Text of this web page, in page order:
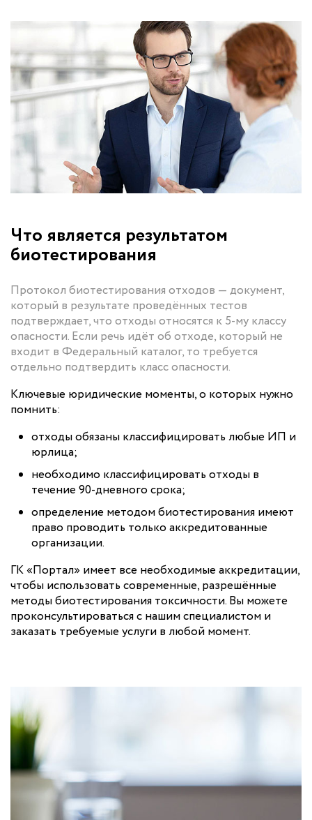
Что является результатом
биотестирования
Протокол биотестирования отходов — документ,
который в результате проведённых тестов
подтверждает, что отходы относятся к 5-му классу
опасности. Если речь идёт об отходе, который не
входит в Федеральный каталог, то требуется
отдельно подтвердить класс опасности.
Ключевые юридические моменты, о которых нужно
помнить:
отходы обязаны классифицировать любые ИП и
юрлица;
необходимо классифицировать отходы в
течение 90-дневного срока;
определение методом биотестирования имеют
право проводить только аккредитованные
организации.
ГК «Портал» имеет все необходимые аккредитации,
чтобы использовать современные, разрешённые
методы биотестирования токсичности. Вы можете
проконсультироваться с нашим специалистом и
заказать требуемые услуги в любой момент.